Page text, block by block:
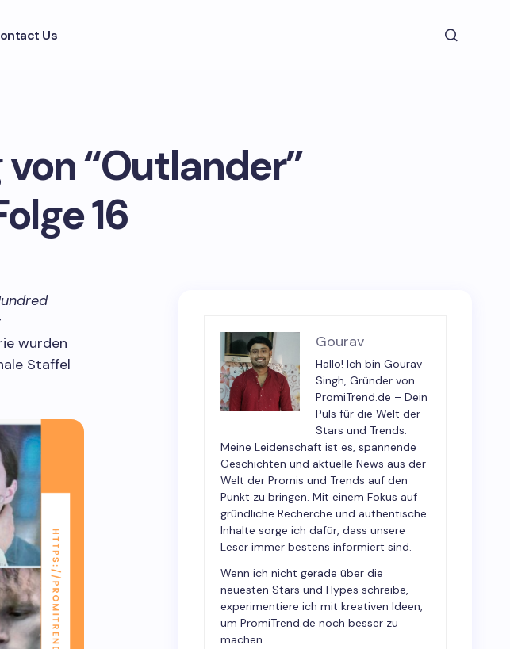
Us
“Outlander”
16
wurden
Staffel
Gourav
Hallo! Ich bin Gourav
Singh, Gründer von
PromiTrend.de – Dein
Puls für die Welt der
Stars und Trends.
Meine Leidenschaft ist es, spannende
Geschichten und aktuelle News aus der
Welt der Promis und Trends auf den
Punkt zu bringen. Mit einem Fokus auf
gründliche Recherche und authentische
Inhalte sorge ich dafür, dass unsere
Leser immer bestens informiert sind.
Wenn ich nicht gerade über die
neuesten Stars und Hypes schreibe,
experimentiere ich mit kreativen Ideen,
um PromiTrend.de noch besser zu
machen.